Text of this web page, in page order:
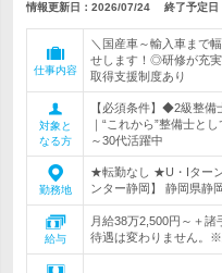
情報更新日：2026/07/24 終了予定日
仕事内容
＼国産車～輸入車まで
せします！◎研修が充
取得支援制度あり
対象と
なる方
【必須条件】◆2級整
｜“これから”整備士と
～30代活躍中
勤務地
★転勤なし ★U・Iター
ンター静岡】 静岡県静
給与
月給38万2,500円～＋
待遇は変わりません。